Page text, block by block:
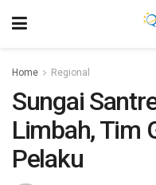
Home Regional
Sungai
Limbah, Tim
Pelaku